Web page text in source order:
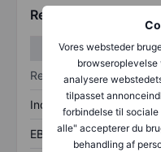
Vores websteder
analysere
tilpasset
forbindelse til
alle" accepterer du
behandling af
Regnskabstal
Resultatopgørelse
Indtægter
EBITDA